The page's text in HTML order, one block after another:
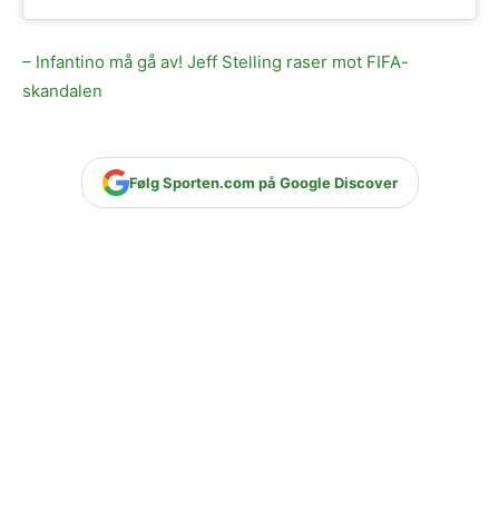
– Infantino må gå av! Jeff Stelling raser mot FIFA-
skandalen
Følg Sporten.com på Google Discover